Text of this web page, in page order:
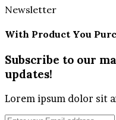
Newsletter
With Product You
Subscribe to our
updates!
Lorem ipsum dolor sit